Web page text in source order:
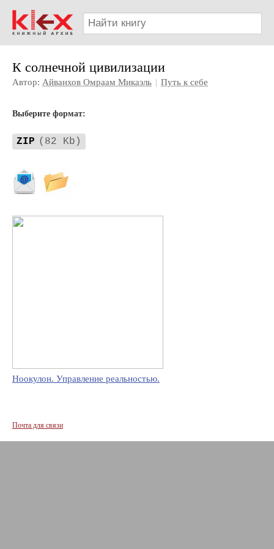
К солнечной цивилизации
Автор: Айванхов Омраам Микаэль | Путь к себе
Выберите формат:
ZIP (82 Kb)
Ноокулон. Управление реальностью.
Почта для связи